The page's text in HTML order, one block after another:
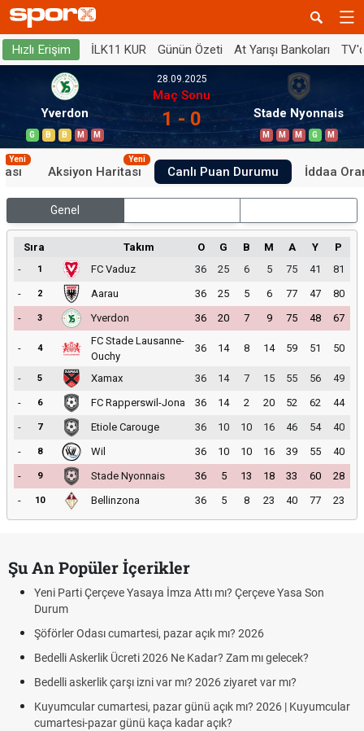
Hızlı Erişim İLK11 KUR Günün Özeti At Yarışı Bankoları
Yverdon
G B B M M
28.09.2025
Maç Sonu
1 - 0 Stade Nyonnais
M M M G M
Yeni
Aksiyon Haritası
Yeni
Canlı Puan Durumu İddaa
Genel
Sıra Takım O G B M A Y
P
-
1 FC Vaduz 36 25 6 5 75 41
81
-
2 Aarau 36 25 5 6 77 47
80
-
3 Yverdon 36 20 7 9 75 48 67
- 4
FC Stade Lausanne-
Ouchy
36 14 8 14 59 51 50
- 5 Xamax 36 14 7 15 55 56
49
-
6 FC Rapperswil-Jona 36 14 2 20 52 62
44
-
7 Etiole Carouge 36 10 10 16 46 54
40
-
8 Wil 36 10 10 16 39 55
40
-
9 Stade Nyonnais 36 5 13 18 33 60
28
-
10 Bellinzona 36 5 8 23 40 77 23
Şu An Popüler İçerikler
Yeni Parti Çerçeve Yasaya İmza Attı mı? Çerçeve Yasa Son
Durum
Şöförler Odası cumartesi, pazar açık mı? 2026
Bedelli Askerlik Ücreti 2026 Ne Kadar? Zam mı gelecek?
Bedelli askerlik çarşı izni var mı? 2026 ziyaret var mı?
Kuyumcular cumartesi, pazar günü açık mı? 2026 | Kuyumcular
cumartesi-pazar günü kaça kadar açık?